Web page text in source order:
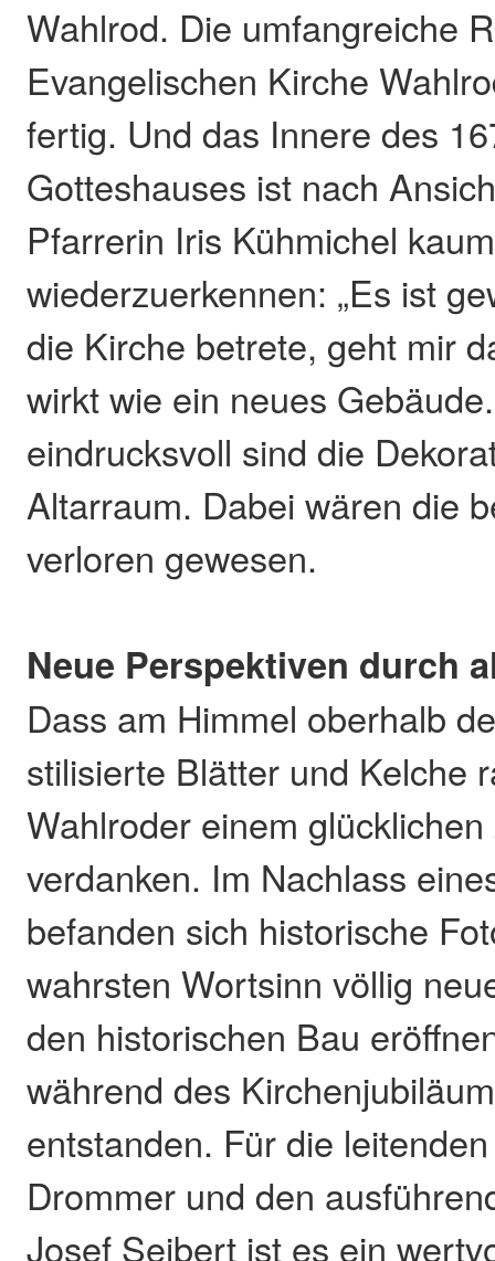
Wahlrod. Die umfangreiche
Evangelischen Kirche
fertig. Und das Innere des
Gotteshauses ist nach
Pfarrerin Iris Kühmichel
wiederzuerkennen: „Es ist
die Kirche betrete, geht mir
wirkt wie ein neues
eindrucksvoll sind die
Altarraum. Dabei wären die
verloren gewesen.
Neue Perspektiven durch
Dass am Himmel oberhalb
stilisierte Blätter und Kelche
Wahlroder einem
verdanken. Im Nachlass
befanden sich historische
wahrsten Wortsinn völlig
den historischen Bau
während des
entstanden. Für die
Drommer und den
Josef Seibert ist es ein